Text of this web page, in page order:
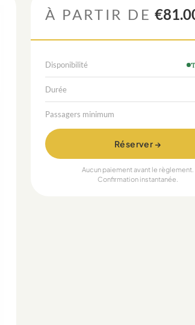
À PARTIR DE
Disponibilité
Durée
Passagers minimum
Réserver →
Aucun paiement avant le règlement.
Confirmation instantanée.